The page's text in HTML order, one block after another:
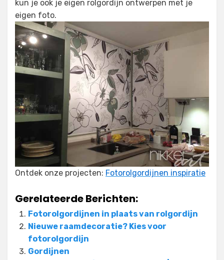
kun je ook je eigen rolgordijn ontwerpen met je
eigen foto.
Ontdek onze projecten: Fotorolgordijnen inspiratie
Gerelateerde Berichten:
Fotorolgordijnen in plaats van rolgordijn
Nieuwe raamdecoratie? Kies voor
fotorolgordijn
Gordijnen